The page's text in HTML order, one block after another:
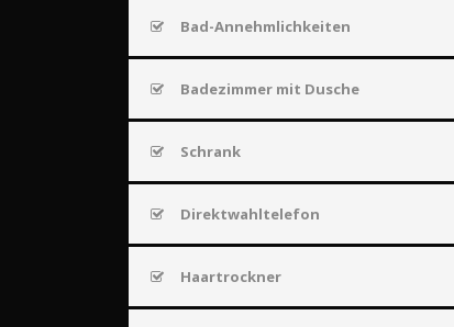
Bad-Annehmlichkeiten
Badezimmer mit Dusche
Schrank
Direktwahltelefon
Haartrockner